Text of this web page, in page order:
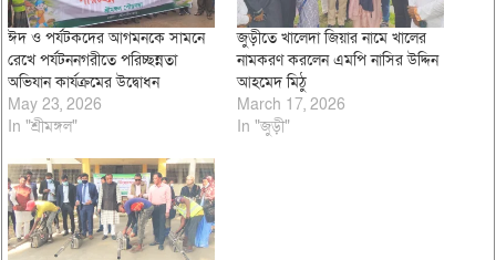
ঈদ ও পর্যটকদের আগমনকে সামনে
রেখে পর্যটননগরীতে পরিচ্ছন্নতা
অভিযান কার্যক্রমের উদ্বোধন
May 23, 2026
In "শ্রীমঙ্গল"
জুড়ীতে খালেদা জিয়ার নামে খালের
নামকরণ করলেন এমপি নাসির উদ্দিন
আহমেদ মিঠু
March 17, 2026
In "জুড়ী"